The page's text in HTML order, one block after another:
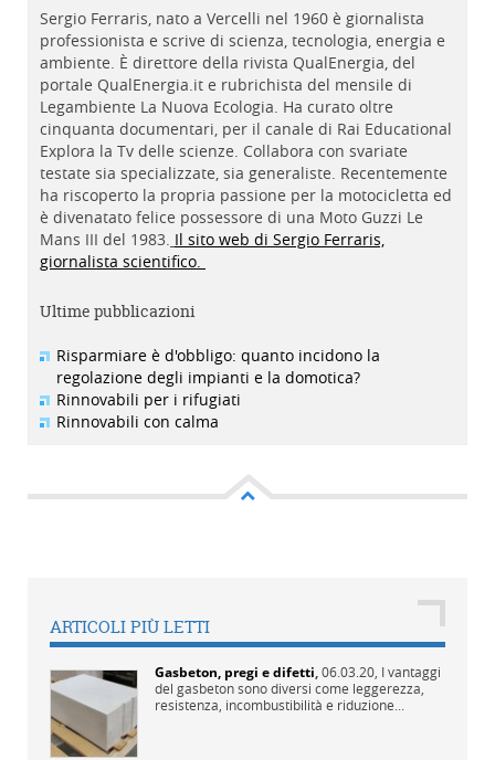
Sergio Ferraris, nato a Vercelli nel 1960 è giornalista
professionista e scrive di scienza, tecnologia, energia e
ambiente. È direttore della rivista QualEnergia, del
portale QualEnergia.it e rubrichista del mensile di
Legambiente La Nuova Ecologia. Ha curato oltre
cinquanta documentari, per il canale di Rai Educational
Explora la Tv delle scienze. Collabora con svariate
testate sia specializzate, sia generaliste. Recentemente
ha riscoperto la propria passione per la motocicletta ed
è divenatato felice possessore di una Moto Guzzi Le
Mans III del 1983. Il sito web di Sergio Ferraris,
giornalista scientifico.
Ultime pubblicazioni
Risparmiare è d'obbligo: quanto incidono la
regolazione degli impianti e la domotica?
Rinnovabili per i rifugiati
Rinnovabili con calma
ARTICOLI PIÙ LETTI
Gasbeton, pregi e difetti,06.03.20, I vantaggi
del gasbeton sono diversi come leggerezza,
resistenza, incombustibilità e riduzione...